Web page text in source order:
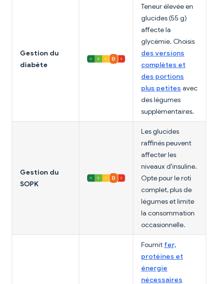
Gestion du
diabète
Teneur élevée en
glucides (55 g)
affecte la
glycémie. Choisis
des versions
complètes et
des portions
plus petites avec
des légumes
supplémentaires.
Gestion du
SOPK
Les glucides
raffinés peuvent
affecter les
niveaux d'insuline.
Opte pour le roti
complet, plus de
légumes et limite
la consommation
occasionnelle.
Fournit fer,
protéines et
énergie
nécessaires